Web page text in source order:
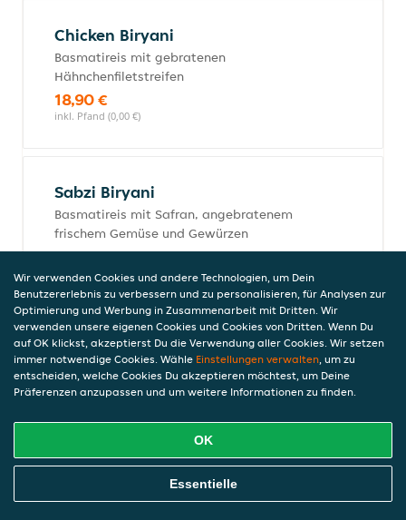
Chicken Biryani
Basmatireis mit gebratenen
Hähnchenfiletstreifen
18,90 €
inkl. Pfand (0,00 €)
Sabzi Biryani
Basmatireis mit Safran, angebratenem
frischem Gemüse und Gewürzen
16,50 €
inkl. Pfand (0,00 €)
Tandoori Grill
Alle Tandoori werden im Lehmofen gegart.Alle Gerichte werden
mit Basmati Reis und Buttersauce serviert.
Haveli Grillteller
köstliche Zusammenstellung aus Chicken
Tikka, Tandoori Koteletts, Tandoori Lachs,
Online Essen Bestellen
Wir verwenden Cookies und andere Technologien, um Dein
Benutzererlebnis zu verbessern und zu personalisieren, für Analysen zur
Optimierung und Werbung in Zusammenarbeit mit Dritten. Wir
verwenden unsere eigenen Cookies und Cookies von Dritten. Wenn Du
auf OK klickst, akzeptierst Du die Verwendung aller Cookies. Wir setzen
immer notwendige Cookies. Wähle Einstellungen verwalten, um zu
entscheiden, welche Cookies Du akzeptieren möchtest, um Deine
Präferenzen anzupassen und um weitere Informationen zu finden.
OK
Essentielle